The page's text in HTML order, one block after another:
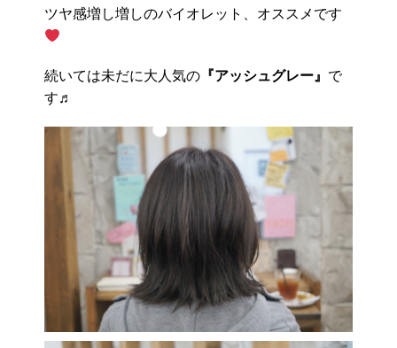
ツヤ感増し増しのバイオレット、オススメです
続いては未だに大人気の 『アッシュグレー』 で
す♬